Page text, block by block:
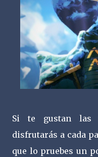
Si te gustan las
disfrutarás a cada
que lo pruebes un